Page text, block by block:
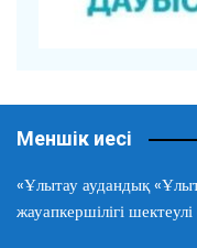
Меншік иесі
«Ұлытау аудандық
жауапкершілігі шектеулі